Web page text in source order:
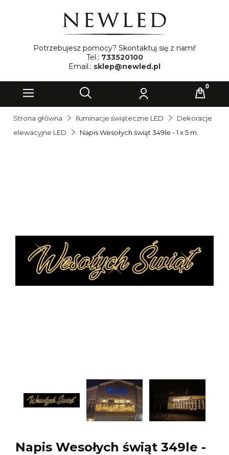
Potrzebujesz pomocy? Skontaktuj się z nami!
Tel.: 733520100
Email.: sklep@newled.pl
Strona główna Iluminacje świąteczne LED
Dekoracje
elewacyjne LED
Napis Wesołych świąt 349le - 1 x 5 m.
Napis Wesołych świąt 349le -